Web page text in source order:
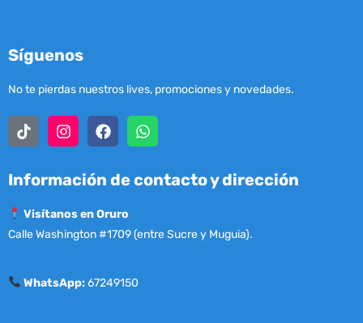
Síguenos
No te pierdas nuestros lives, promociones y novedades.
Información de contacto y dirección
Visítanos en Oruro
Calle Washington #1709 (entre Sucre y Muguia).
WhatsApp:67249150